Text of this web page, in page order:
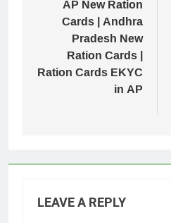
AP New Ration
Cards | Andhra
Pradesh New
Ration Cards |
Ration Cards EKYC
in AP
LEAVE A REPLY